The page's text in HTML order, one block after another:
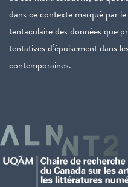
dans ce contexte marqué par
tentaculaire des données que
tentatives d’épuisement dans
contemporaines.